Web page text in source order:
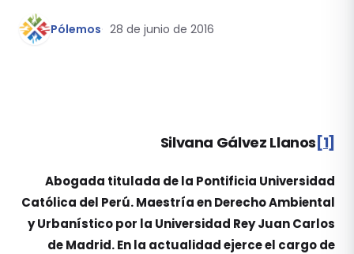
Pólemos 28 de junio de 2016
Silvana Gálvez Llanos [1]
Abogada titulada de la Pontificia Universidad
Católica del Perú. Maestría en Derecho Ambiental
y Urbanístico por la Universidad Rey Juan Carlos
de Madrid. En la actualidad ejerce el cargo de